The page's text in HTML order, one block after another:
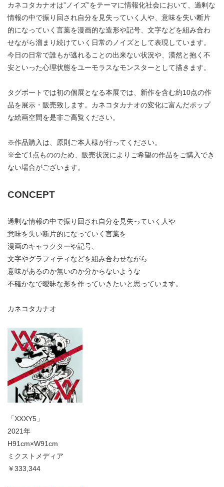
カネコタカナオは”ノイズ”をテーマに情報化社会において、過剰な
情報の中で振り回され自分を見失っていく人や、意味を失い断片
的になっていく言葉を漫画的な造形や記号、文字などを組み合わ
せながら溜まり続けていく日常のノイズとして表現しています。
今日の日常で誰もが逃れることの出来ない状況や、漠然と抱く不
安といった心理状態をユーモラスなモンスターとして描きます。
タグボートでは初の個展となる本展では、新作を含む約10点の作
品を展示・販売致します。カネコタカナオの変化に富んだポップ
な絵画空間を是非ご高覧ください。
※作品購入は、原則ご本人様が行ってください。
※全て1点もののため、販売状況によりご希望の作品をご購入でき
ない場合がございます。
CONCEPT
過剰な情報の中で振り回され自分を見失っていく人や
意味を失い断片的になっていく言葉を
漫画のキャラクターや記号、
文字やグラフィティなどを組み合わせながら
意味があるのか無いのか分からないような
不確かなで曖昧な形を作っていきたいと思っています。
カネコタカナオ
「XXXY5」
2021年
H91cm×W91cm
ミクストメディア
￥333,344